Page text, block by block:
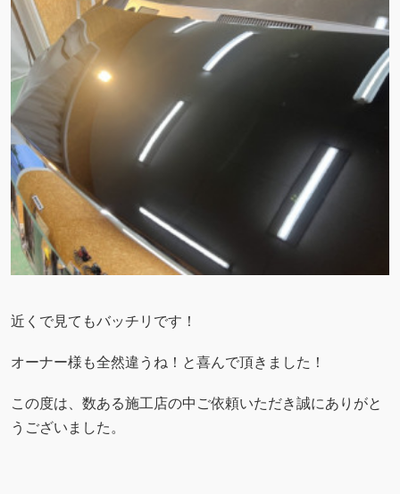
近くで見てもバッチリです！
オーナー様も全然違うね！と喜んで頂きました！
この度は、数ある施工店の中ご依頼いただき誠にありがと
うございました。